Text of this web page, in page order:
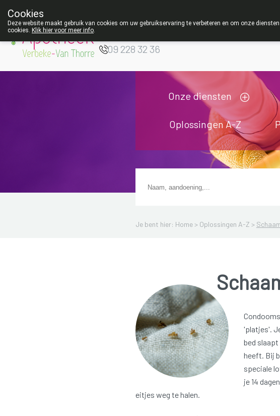
Apotheek Verbeke
- Van Thorre
09 228 32 36
Onze diensten
Oplossingen A-Z
Je bent hier: Home > Oplossingen A-Z >
'platjes'.
bed
heeft. Bij
speciale
je 14
eitjes weg te halen.
Cookies
Deze website maakt gebruik van cookies om uw gebruikservaring te verbeteren en om onze
cookies. Klik hier voor meer info.